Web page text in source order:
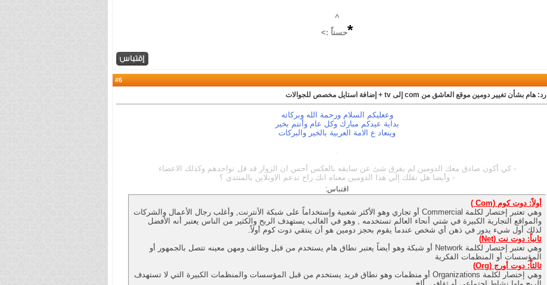
^
*حسناً :>
6
رد: هام بشأن تغيير دومين موقع العاشق من com إلى tv + إضافة استايل مخصص للجوالات
وععليكم السلام ورحمة الله وبركاته
بداية عيدكم مبارك وكل عام وأنتم بخير
وينعاد ع الامة العربية بالخير والبركات
.
- كي أكون صادق معك الدومين لم يفرق شئ عن سابقه بالعكس أحس ان الزوار قد قل تواجدهم وكذلك الاعضاء
- وأيضا هل نقلك إلي هذا الدومين معناه انك راح تدعم الاونلاين بالمنتدي ؟
اقتباس:
أولاً: دوت كوم (Com )
وهي تعتبر إختصار لكلمة Commercial أو تجاري وهو الأكثر شعبية وإستخداماً على شبكة الأنترنت, وأغلب رجال الأعمال والشركات
والمواقع التجارية الكبيرة في شتي أنحاء العالم تستخدمه , وهو في الغالب يستهدف الربح والكثير من الناس يعتبر أنه الأفضل
لذلك أول شيء يدور في ذهن أي شخص عندما يقوم بحجز دومين هو أن ينتقي دوت كوم أولاً.
ثانياً: دوت نت (Net)
وهي تعتبر إختصار لكلمة Network أو شبكة وهو أيضاً يعتبر نطاق هام يستخدم من قبل وظائف ومهن معينه تتصل بالجمهور أو
المؤسسات أو المنظمات الفكرية
ثالثاً: دوت أورج (Org)
وهي إختصار لكلمة Organizations أو منظمات وهو نطاق فريد يستخدم من قبل المؤسسات والمنظمات الكبيرة التي لا تستهدف